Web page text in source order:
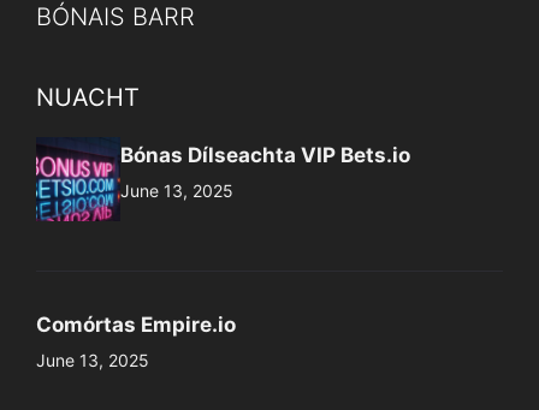
BÓNAIS BARR
NUACHT
Bónas Dílseachta VIP Bets.io
June 13, 2025
Comórtas Empire.io
June 13, 2025